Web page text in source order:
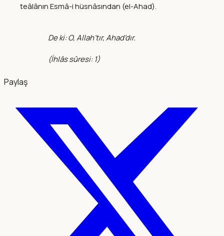
teâlânın Esmâ-i hüsnâsından (el-Ahad).
De ki: O, Allah’tır, Ahad’dır.
(İhlâs sûresi: 1)
Paylaş